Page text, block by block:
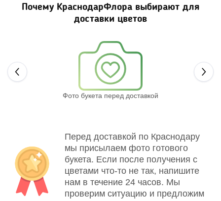
Почему КраснодарФлора выбирают для
доставки цветов
Фото букета перед доставкой
Перед доставкой по Краснодару
мы присылаем фото готового
букета. Если после получения с
цветами что-то не так, напишите
нам в течение 24 часов. Мы
проверим ситуацию и предложим